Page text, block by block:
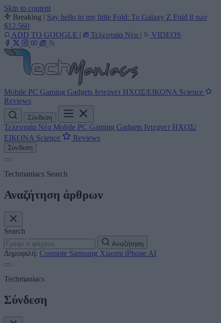
Skip to content
Breaking | Say hello to my little Fold: Το Galaxy Z Fold 8 των
$12.560
ADD TO GOOGLE | Τελευταία Νέα | VIDEOS
Mobile PC Gaming Gadgets Ιντερνετ ΗΧΟΣ/ΕΙΚΟΝΑ Science
Reviews
Σύνδεση
Τελευταία Νέα Mobile PC Gaming Gadgets Ιντερνετ ΗΧΟΣ/
ΕΙΚΟΝΑ Science Reviews
Σύνδεση
Techmaniacs Search
Αναζήτηση άρθρων
Search
Αναζήτηση
Δημοφιλή: Cosmote Samsung Xiaomi iPhone AI
Techmaniacs
Σύνδεση